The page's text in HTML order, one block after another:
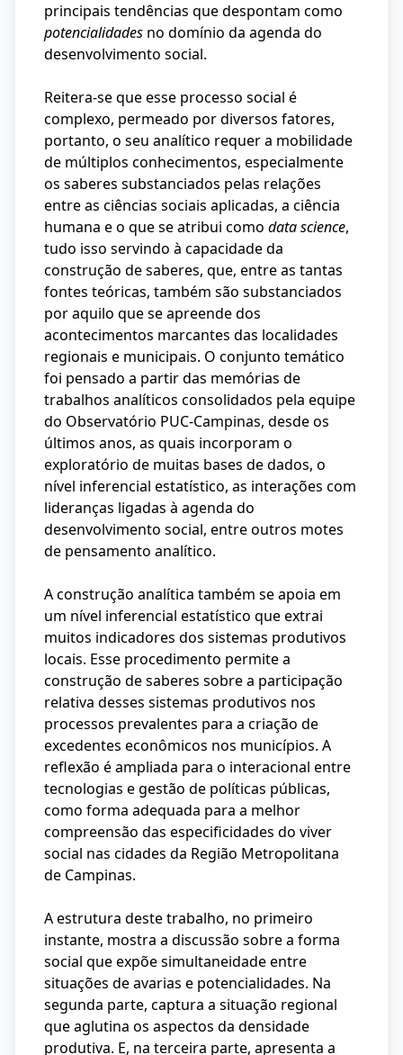
principais tendências que despontam como
potencialidades no domínio da agenda do
desenvolvimento social.
Reitera-se que esse processo social é
complexo, permeado por diversos fatores,
portanto, o seu analítico requer a mobilidade
de múltiplos conhecimentos, especialmente
os saberes substanciados pelas relações
entre as ciências sociais aplicadas, a ciência
humana e o que se atribui como data science,
tudo isso servindo à capacidade da
construção de saberes, que, entre as tantas
fontes teóricas, também são substanciados
por aquilo que se apreende dos
acontecimentos marcantes das localidades
regionais e municipais. O conjunto temático
foi pensado a partir das memórias de
trabalhos analíticos consolidados pela equipe
do Observatório PUC-Campinas, desde os
últimos anos, as quais incorporam o
exploratório de muitas bases de dados, o
nível inferencial estatístico, as interações com
lideranças ligadas à agenda do
desenvolvimento social, entre outros motes
de pensamento analítico.
A construção analítica também se apoia em
um nível inferencial estatístico que extrai
muitos indicadores dos sistemas produtivos
locais. Esse procedimento permite a
construção de saberes sobre a participação
relativa desses sistemas produtivos nos
processos prevalentes para a criação de
excedentes econômicos nos municípios. A
reflexão é ampliada para o interacional entre
tecnologias e gestão de políticas públicas,
como forma adequada para a melhor
compreensão das especificidades do viver
social nas cidades da Região Metropolitana
de Campinas.
A estrutura deste trabalho, no primeiro
instante, mostra a discussão sobre a forma
social que expõe simultaneidade entre
situações de avarias e potencialidades. Na
segunda parte, captura a situação regional
que aglutina os aspectos da densidade
produtiva. E, na terceira parte, apresenta a